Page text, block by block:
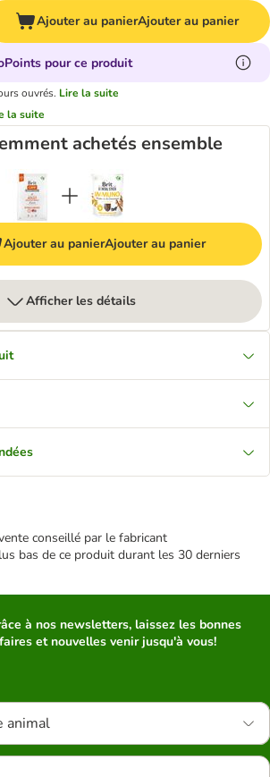
Ajouter au panierAjouter au panier
pour ce produit
ouvrés. Lire la suite
la suite
achetés ensemble
Ajouter au panierAjouter au panier
Afficher les détails
conseillé par le fabricant
bas de ce produit durant les 30 derniers
à nos newsletters, laissez les bonnes
et nouvelles venir jusqu'à vous!
animal